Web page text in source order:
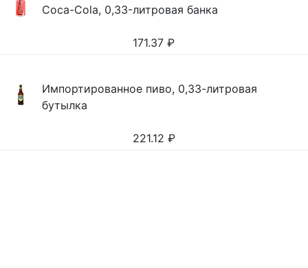
Coca-Cola, 0,33-литровая банка
171.37 ₽
Импортированное пиво, 0,33-литровая
бутылка
221.12 ₽